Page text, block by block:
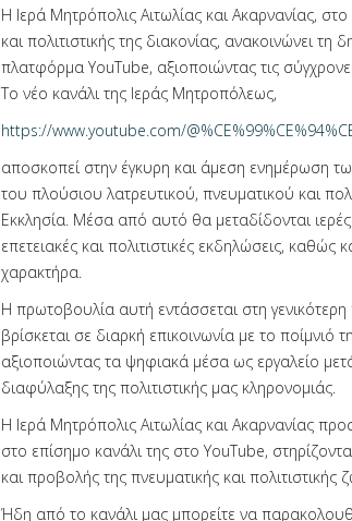
Η Ιερά Μητρόπολις Αιτωλίας και Ακαρνανίας,
και πολιτιστικής της διακονίας, ανακοινώνει
πλατφόρμα YouTube, αξιοποιώντας τις
Το νέο κανάλι της Ιεράς Μητροπόλεως,
https://www.youtube.com/
αποσκοπεί στην έγκυρη και άμεση ενημέρωση
του πλούσιου λατρευτικού, πνευματικού και
Εκκλησία. Μέσα από αυτό θα μεταδίδονται ιερές
επετειακές και πολιτιστικές εκδηλώσεις, καθώς
χαρακτήρα.
Η πρωτοβουλία αυτή εντάσσεται στη
βρίσκεται σε διαρκή επικοινωνία με το
αξιοποιώντας τα ψηφιακά μέσα ως εργαλείο
διαφύλαξης της πολιτιστικής μας κληρονομιάς.
Η Ιερά Μητρόπολις Αιτωλίας και Ακαρνανίας
στο επίσημο κανάλι της στο YouTube,
και προβολής της πνευματικής και
Ήδη από το κανάλι μας μπορείτε να